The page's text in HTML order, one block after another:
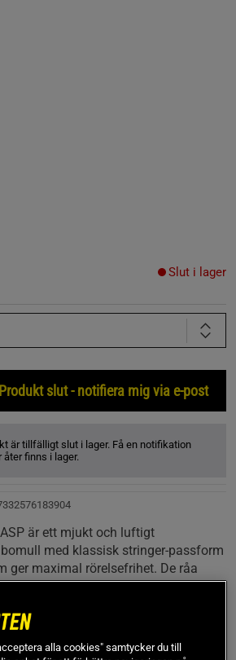
Slut i lager
Produkt slut - notifiera mig via e-post
är tillfälligt slut i lager. Få en notifikation
åter finns i lager.
är ett mjukt och luftigt
med klassisk stringer-passform
ger maximal rörelsefrihet. De råa
logotypen framtill ger en sportig
alla cookies" samtycker du till